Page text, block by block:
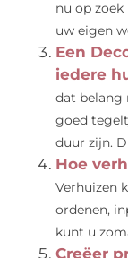
nu op
uw eigen
Een
iedere
dat belang
goed
duur zijn.
Hoe
Verhuizen
ordenen,
kunt u
Creëer